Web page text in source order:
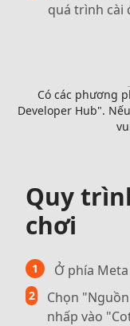
quá trình cài
Có các phương
Developer Hub".
Quy
chơi
1 Ở phía
2
Chọn
nhấp vào